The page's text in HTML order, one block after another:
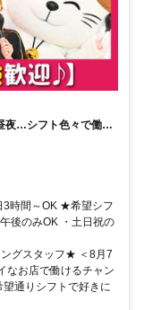
夜…シフト色々で働き
時間～OK ★希望シフ
後のみOK ・土日祝の
グスタッフ★ ＜8月7
なお店で働けるチャン
通りシフトで好きに